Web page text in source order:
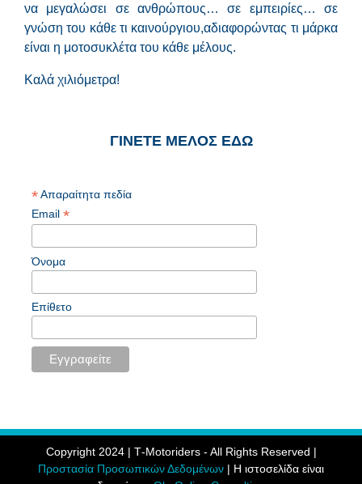
να μεγαλώσει σε ανθρώπους… σε εμπειρίες… σε
γνώση του κάθε τι καινούργιου,αδιαφορώντας τι μάρκα
είναι η μοτοσυκλέτα του κάθε μέλους.
Καλά χιλιόμετρα!
ΓΙΝΕΤΕ ΜΕΛΟΣ ΕΔΩ
*Απαραίτητα πεδία
Email *
Όνομα
Επίθετο
Copyright 2024 | Τ-Motoriders - All Rights Reserved |
Προστασία Προσωπικών Δεδομένων | Η ιστοσελίδα είναι